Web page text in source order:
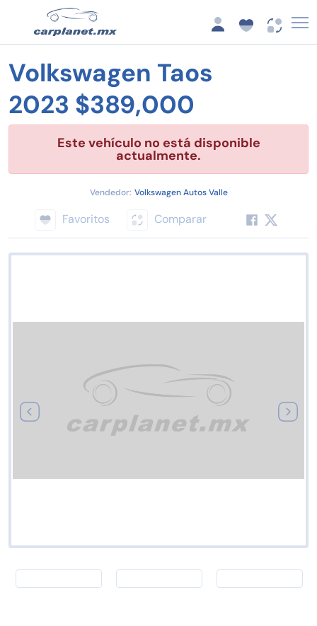
Volkswagen Taos
2023 $389,000
Este vehículo no está disponible
actualmente.
Vendedor: Volkswagen Autos Valle
Favoritos Comparar